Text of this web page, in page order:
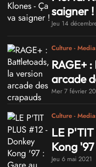
saigner !
Jeu 14
Culture -
RAGE+
arcade
Mer 7 février
Culture -
LE
Kong
Jeu 6 mai 2021